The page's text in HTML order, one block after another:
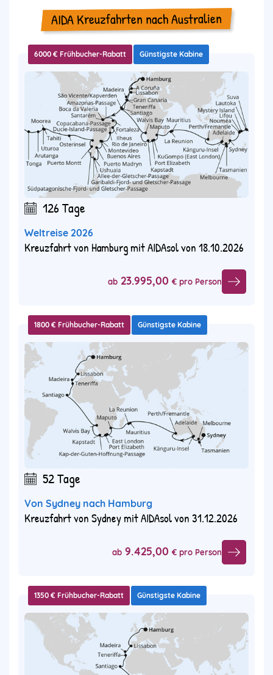
AIDA Kreuzfahrten nach Australien
6000 € Frühbucher-Rabatt Günstigste Kabine
126 Tage
Weltreise 2026
Kreuzfahrt von Hamburg mit AIDAsol von 18.10.2026
ab 23.995,00 € pro Person
1800 € Frühbucher-Rabatt Günstigste Kabine
52 Tage
Von Sydney nach Hamburg
Kreuzfahrt von Sydney mit AIDAsol von 31.12.2026
ab 9.425,00 € pro Person
1350 € Frühbucher-Rabatt Günstigste Kabine